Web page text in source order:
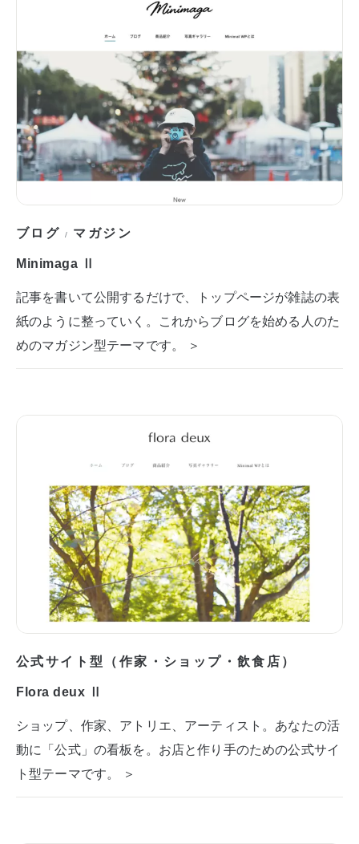
ブログ / マガジン
Minimaga Ⅱ
記事を書いて公開するだけで、トップページが雑誌の表
紙のように整っていく。これからブログを始める人のた
めのマガジン型テーマです。 ＞
公式サイト型（作家・ショップ・飲食店）
Flora deux Ⅱ
ショップ、作家、アトリエ、アーティスト。あなたの活
動に「公式」の看板を。お店と作り手のための公式サイ
ト型テーマです。 ＞